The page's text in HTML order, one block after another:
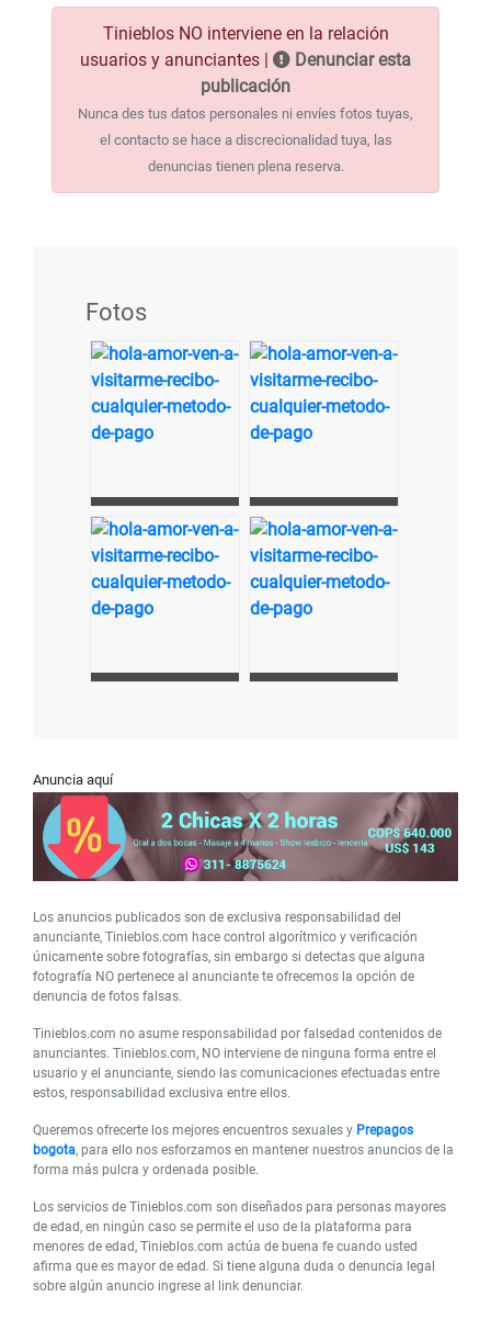
Tinieblos NO interviene en la relación
usuarios y anunciantes |
Denunciar esta
publicación
Nunca des tus datos personales ni envíes fotos tuyas,
el contacto se hace a discrecionalidad tuya, las
denuncias tienen plena reserva.
Fotos
Anuncia aquí
Los anuncios publicados son de exclusiva responsabilidad del
anunciante, Tinieblos.com hace control algorítmico y verificación
únicamente sobre fotografías, sin embargo si detectas que alguna
fotografía NO pertenece al anunciante te ofrecemos la opción de
denuncia de fotos falsas.
Tinieblos.com no asume responsabilidad por falsedad contenidos de
anunciantes. Tinieblos.com, NO interviene de ninguna forma entre el
usuario y el anunciante, siendo las comunicaciones efectuadas entre
estos, responsabilidad exclusiva entre ellos.
Queremos ofrecerte los mejores encuentros sexuales y Prepagos
bogota, para ello nos esforzamos en mantener nuestros anuncios de la
forma más pulcra y ordenada posible.
Los servicios de Tinieblos.com son diseñados para personas mayores
de edad, en ningún caso se permite el uso de la plataforma para
menores de edad, Tinieblos.com actúa de buena fe cuando usted
afirma que es mayor de edad. Si tiene alguna duda o denuncia legal
sobre algún anuncio ingrese al link denunciar.